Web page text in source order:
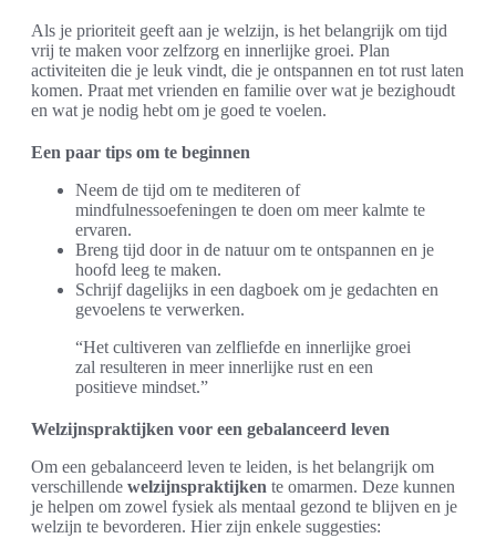
Als je prioriteit geeft aan je welzijn, is het belangrijk om tijd
vrij te maken voor zelfzorg en innerlijke groei. Plan
activiteiten die je leuk vindt, die je ontspannen en tot rust laten
komen. Praat met vrienden en familie over wat je bezighoudt
en wat je nodig hebt om je goed te voelen.
Een paar tips om te beginnen
Neem de tijd om te mediteren of
mindfulnessoefeningen te doen om meer kalmte te
ervaren.
Breng tijd door in de natuur om te ontspannen en je
hoofd leeg te maken.
Schrijf dagelijks in een dagboek om je gedachten en
gevoelens te verwerken.
“Het cultiveren van zelfliefde en innerlijke groei
zal resulteren in meer innerlijke rust en een
positieve mindset.”
Welzijnspraktijken voor een gebalanceerd leven
Om een gebalanceerd leven te leiden, is het belangrijk om
verschillende welzijnspraktijken te omarmen. Deze kunnen
je helpen om zowel fysiek als mentaal gezond te blijven en je
welzijn te bevorderen. Hier zijn enkele suggesties: